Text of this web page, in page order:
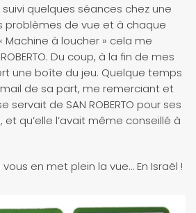
suivi quelques séances chez une
problèmes de vue et à chaque
Machine à loucher » cela me
Du coup, à la fin de mes
une boîte du jeu. Quelque temps
mail de sa part, me remerciant et
servait de SAN ROBERTO pour ses
et qu’elle l’avait même conseillé à
vous en met plein la vue… En Israël !